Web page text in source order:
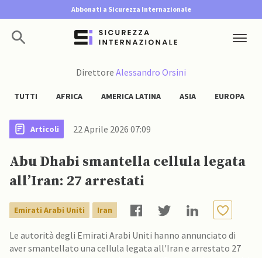
Abbonati a Sicurezza Internazionale
Direttore Alessandro Orsini
TUTTI AFRICA AMERICA LATINA ASIA EUROPA
Articoli 22 Aprile 2026 07:09
Abu Dhabi smantella cellula legata
all’Iran: 27 arrestati
Emirati Arabi Uniti Iran
Le autorità degli Emirati Arabi Uniti hanno annunciato di
aver smantellato una cellula legata all'Iran e arrestato 27